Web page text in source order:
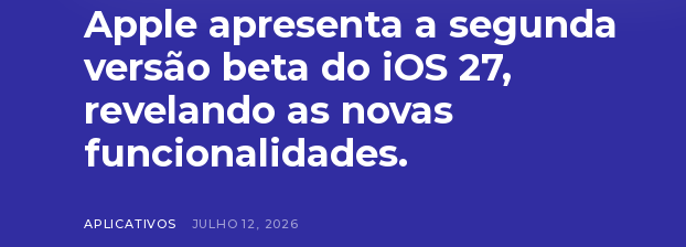
Apple apresenta a segunda
versão beta do iOS 27,
revelando as novas
funcionalidades.
APLICATIVOS JULHO 12, 2026